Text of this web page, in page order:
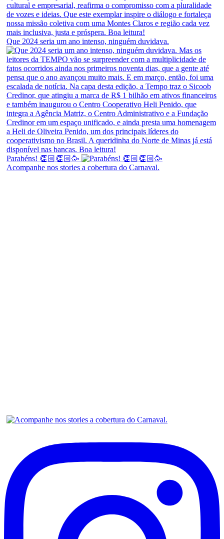
Que 2024 seria um ano intenso, ninguém duvidava.
Parabéns! 👏🏻👏🏻🥳
Acompanhe nos stories a cobertura do Carnaval.